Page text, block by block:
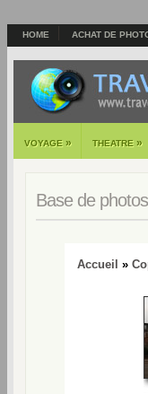
HOME ACHAT DE
VOYAGE » THEATRE »
Base de photos
Accueil »